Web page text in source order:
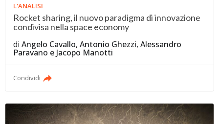
L'ANALISI
Rocket sharing, il nuovo paradigma di innovazione
condivisa nella space economy
diAngelo Cavallo,Antonio Ghezzi,Alessandro
Paravano e Jacopo Manotti
Condividi